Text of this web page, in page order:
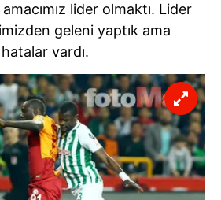
lider olmaktı. Lider
geleni yaptık ama
vardı.